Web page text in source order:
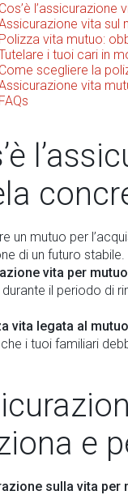
Cos’è
vita sul
Polizza vita mutuo:
i tuoi cari in
Come scegliere la
vita
FAQs
un mutuo per
di un futuro
vita per mutuo
il periodo di
vita legata al mutuo
i tuoi familiari
e
sulla vita per